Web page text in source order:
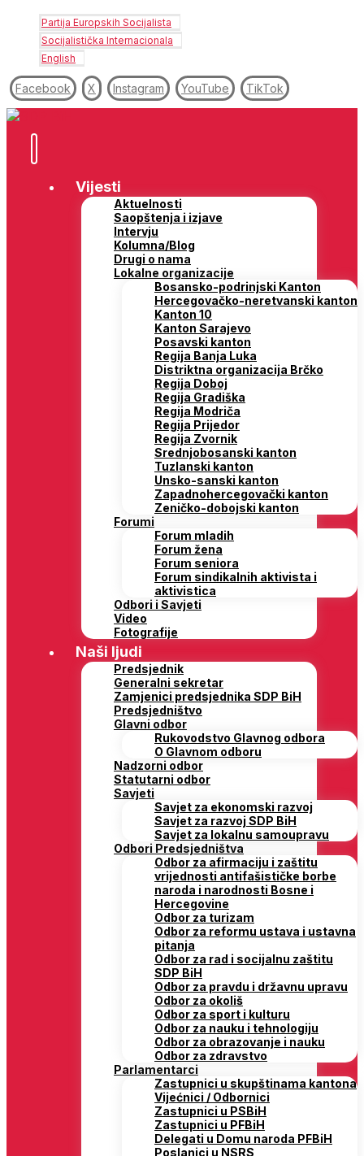
Partija Europskih Socijalista
Socijalistička Internacionala
English
Facebook X Instagram YouTube TikTok
Vijesti
Aktuelnosti
Saopštenja i izjave
Intervju
Kolumna/Blog
Drugi o nama
Lokalne organizacije
Bosansko-podrinjski Kanton
Hercegovačko-neretvanski kanton
Kanton 10
Kanton Sarajevo
Posavski kanton
Regija Banja Luka
Distriktna organizacija Brčko
Regija Doboj
Regija Gradiška
Regija Modriča
Regija Prijedor
Regija Zvornik
Srednjobosanski kanton
Tuzlanski kanton
Unsko-sanski kanton
Zapadnohercegovački kanton
Zeničko-dobojski kanton
Forumi
Forum mladih
Forum žena
Forum seniora
Forum sindikalnih aktivista i
aktivistica
Odbori i Savjeti
Video
Fotografije
Naši ljudi
Predsjednik
Generalni sekretar
Zamjenici predsjednika SDP BiH
Predsjedništvo
Glavni odbor
Rukovodstvo Glavnog odbora
O Glavnom odboru
Nadzorni odbor
Statutarni odbor
Savjeti
Savjet za ekonomski razvoj
Savjet za razvoj SDP BiH
Savjet za lokalnu samoupravu
Odbori Predsjedništva
Odbor za afirmaciju i zaštitu
vrijednosti antifašističke borbe
naroda i narodnosti Bosne i
Hercegovine
Odbor za turizam
Odbor za reformu ustava i ustavna
pitanja
Odbor za rad i socijalnu zaštitu
SDP BiH
Odbor za pravdu i državnu upravu
Odbor za okoliš
Odbor za sport i kulturu
Odbor za nauku i tehnologiju
Odbor za obrazovanje i nauku
Odbor za zdravstvo
Parlamentarci
Zastupnici u skupštinama kantona
Vijećnici / Odbornici
Zastupnici u PSBiH
Zastupnici u PFBiH
Delegati u Domu naroda PFBiH
Poslanici u NSRS